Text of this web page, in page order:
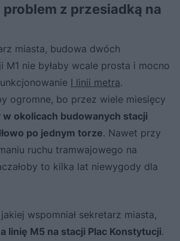
z przesiadką na
miasta, budowa dwóch
M1 nie byłaby wcale prosta i mocno
I linii metra.
ogromne, bo przez wiele miesięcy
w okolicach budowanych stacji
po jednym torze. Nawet przy
ruchu tramwajowego na
to kilka lat niewygody dla
wspomniał sekretarz miasta,
linię M5 na stacji Plac Konstytucji.